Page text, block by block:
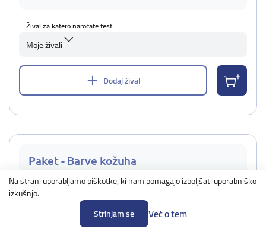
Na strani uporabljamo piškotke, ki nam pomagajo izboljšati uporabniško
izkušnjo.
Strinjam se
Več o tem
Žival za katero naročate test
Moje živali
Dodaj žival
Paket - Barve kožuha
Povprečni čas izvedbe: 5-6 dni
Podrobno